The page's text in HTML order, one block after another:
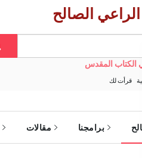
الراعي الصالح
المقدس
قرأت لك
برامجنا مقالات